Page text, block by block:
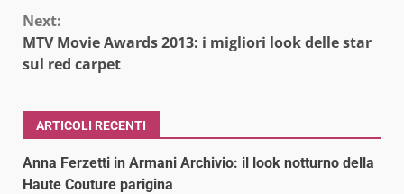
Next:
MTV Movie Awards 2013: i migliori look delle star
sul red carpet
ARTICOLI RECENTI
Anna Ferzetti in Armani Archivio: il look notturno della
Haute Couture parigina